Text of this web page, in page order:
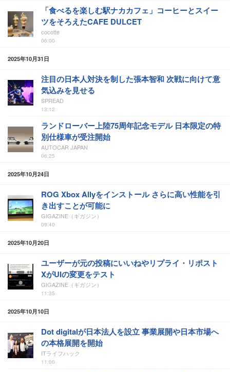
「食べるを楽しむ駅ナカカフェ」コーヒーとスイー
ツをそろえたCAFE DULCET
cocotte
06:00
2025年10月31日
注目の日本人対決を制した張本智和 次戦に向けて意
気込みを見せる
SPREAD
13:12
ランドローバー上陸75周年記念モデル 日本限定の特
別仕様車が受注開始
AUTOCAR JAPAN
06:25
2025年10月24日
ROG Xbox Allyをインストール さらに高い性能を引
き出すことが可能に
GIGAZINE（ギガジン）
09:40
2025年10月20日
ユーザーが元の投稿にいいねやリプライ・リポスト
XがUIの変更をテスト
GIGAZINE（ギガジン）
11:35
2025年10月10日
Dot digitalが日本法人を設立 事業展開や日本市場へ
の本格展開を開始
ITライフハック
11:00